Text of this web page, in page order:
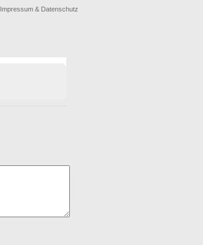
Impressum & Datenschutz